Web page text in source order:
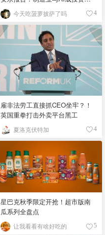
宠！ 今天吃菠萝披萨了吗 4
雇非法劳工直接抓CEO坐牢？！
英国重拳打击外卖平台黑工
夏洛克伏特加 4
星巴克秋季限定开抢！超市版南
瓜系列全盘点
让我看看有啥好吃的 5